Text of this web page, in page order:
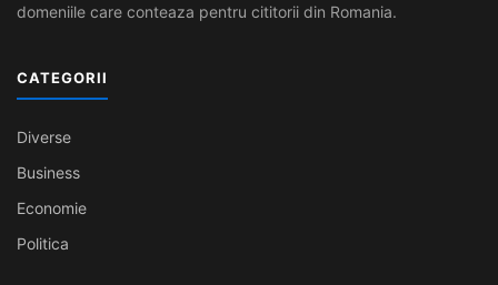
domeniile care conteaza pentru cititorii din Romania.
CATEGORII
Diverse
Business
Economie
Politica